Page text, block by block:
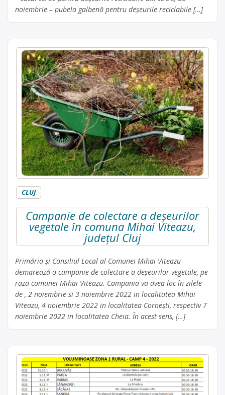
noiembrie – pubela galbenă pentru deșeurile reciclabile […]
CLUJ
Campanie de colectare a deșeurilor
vegetale în comuna Mihai Viteazu,
județul Cluj
Primăria și Consiliul Local al Comunei Mihai Viteazu
demarează o campanie de colectare a deșeurilor vegetale, pe
raza comunei Mihai Viteazu. Campania va avea loc în zilele
de , 2 noiembrie si 3 noiembrie 2022 in localitatea Mihai
Viteazu, 4 noiembrie 2022 in localitatea Cornești, respectiv 7
noiembrie 2022 in localitatea Cheia. În acest sens, […]